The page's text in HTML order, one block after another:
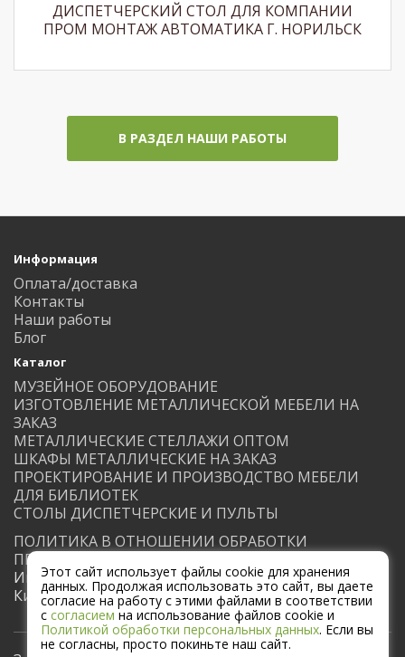
ДИСПЕТЧЕРСКИЙ СТОЛ ДЛЯ КОМПАНИИ
ПРОМ МОНТАЖ АВТОМАТИКА Г. НОРИЛЬСК
В РАЗДЕЛ НАШИ РАБОТЫ
Информация
Оплата/доставка
Контакты
Наши работы
Блог
Каталог
МУЗЕЙНОЕ ОБОРУДОВАНИЕ
ИЗГОТОВЛЕНИЕ МЕТАЛЛИЧЕСКОЙ МЕБЕЛИ НА
ЗАКАЗ
МЕТАЛЛИЧЕСКИЕ СТЕЛЛАЖИ ОПТОМ
ШКАФЫ МЕТАЛЛИЧЕСКИЕ НА ЗАКАЗ
ПРОЕКТИРОВАНИЕ И ПРОИЗВОДСТВО МЕБЕЛИ
ДЛЯ БИБЛИОТЕК
СТОЛЫ ДИСПЕТЧЕРСКИЕ И ПУЛЬТЫ
ПОЛИТИКА В ОТНОШЕНИИ ОБРАБОТКИ
ПЕРСОНАЛЬНЫХ ДАННЫХ
Индивидуальный предприниматель Вальконин
Кирилл Михайлович
Этот сайт использует файлы cookie для хранения
данных. Продолжая использовать это сайт, вы даете
согласие на работу с этими файлами в соответствии
с согласием на использование файлов cookie и
Политикой обработки персональных данных. Если вы
не согласны, просто покиньте наш сайт.